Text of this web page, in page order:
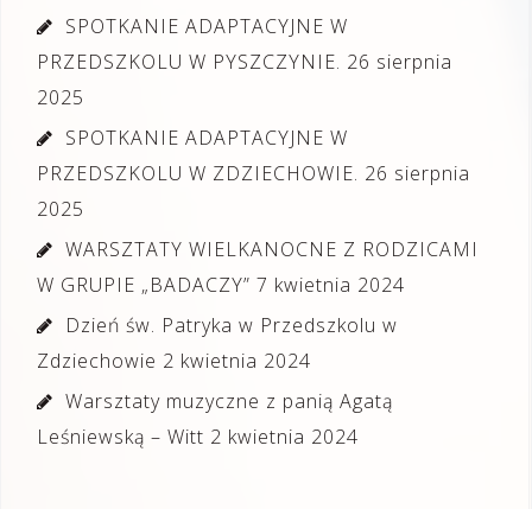
SPOTKANIE ADAPTACYJNE W
PRZEDSZKOLU W PYSZCZYNIE. 26 sierpnia
2025
SPOTKANIE ADAPTACYJNE W
PRZEDSZKOLU W ZDZIECHOWIE. 26 sierpnia
2025
WARSZTATY WIELKANOCNE Z RODZICAMI
W GRUPIE „BADACZY” 7 kwietnia 2024
Dzień św. Patryka w Przedszkolu w
Zdziechowie 2 kwietnia 2024
Warsztaty muzyczne z panią Agatą
Leśniewską – Witt 2 kwietnia 2024